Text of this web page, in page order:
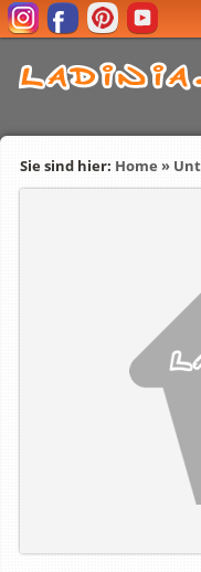
Sie sind hier: Home »